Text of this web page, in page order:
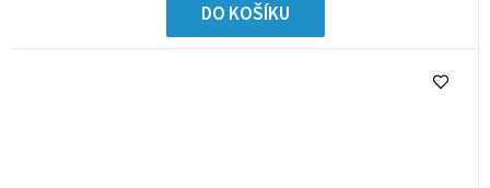
DO KOŠÍKU